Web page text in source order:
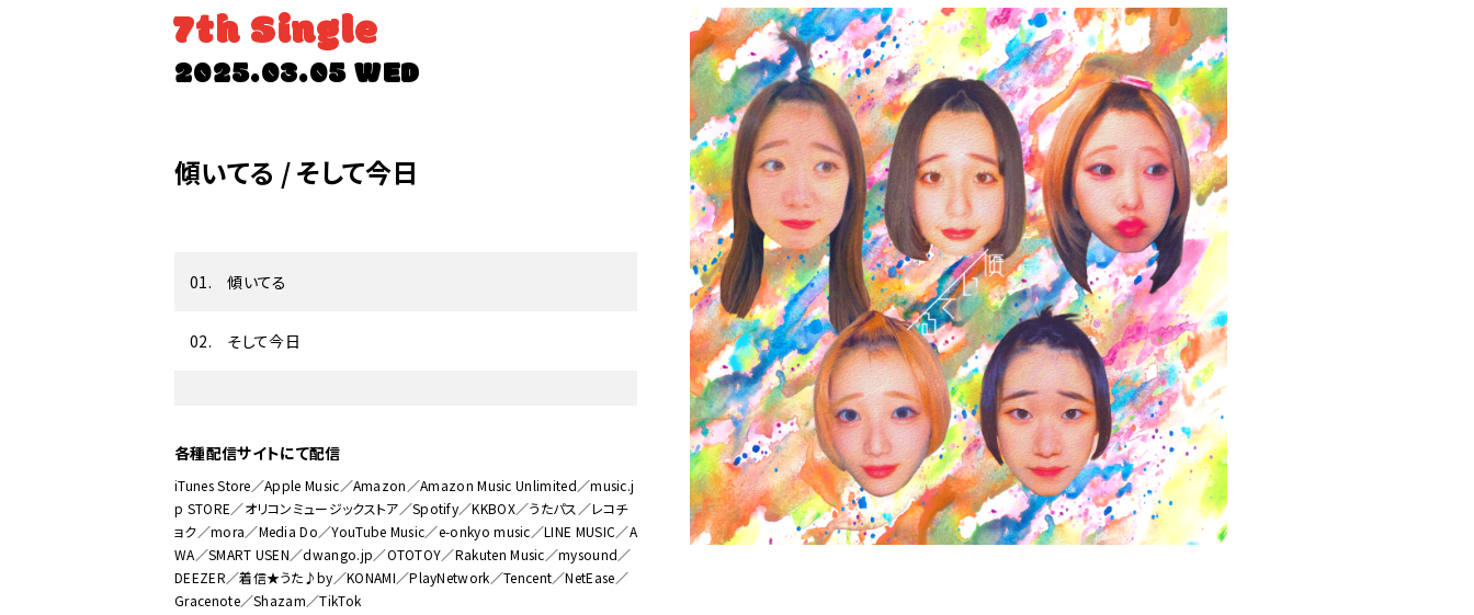
7th Single
2025.03.05 WED
傾いてる / そして今日
01. 傾いてる
02. そして今日
各種配信サイトにて配信
iTunes Store／Apple Music／Amazon／Amazon Music Unlimited／music.j
p STORE／オリコンミュージックストア／Spotify／KKBOX／うたパス／レコチ
ョク／mora／Media Do／YouTube Music／e-onkyo music／LINE MUSIC／A
WA／SMART USEN／dwango.jp／OTOTOY／Rakuten Music／mysound／
DEEZER／着信★うた♪by／KONAMI／PlayNetwork／Tencent／NetEase／
Gracenote／Shazam／TikTok